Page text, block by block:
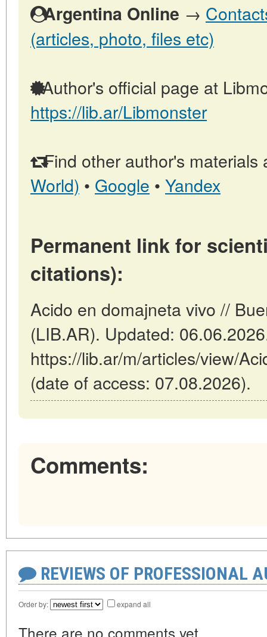
Argentina Online →
(articles, photo, files etc)
Author's official page at
https://lib.ar/Libmonster
Find other author's materials
World) • Google • Yandex
Permanent link for
citations):
Acido en domajneta vivo //
(LIB.AR). Updated:
https://lib.ar/m/articles/view/
(date of access: 07.08.2026).
Comments:
REVIEWS OF PROFESSIONAL
Order by: expand all
There are no comments yet